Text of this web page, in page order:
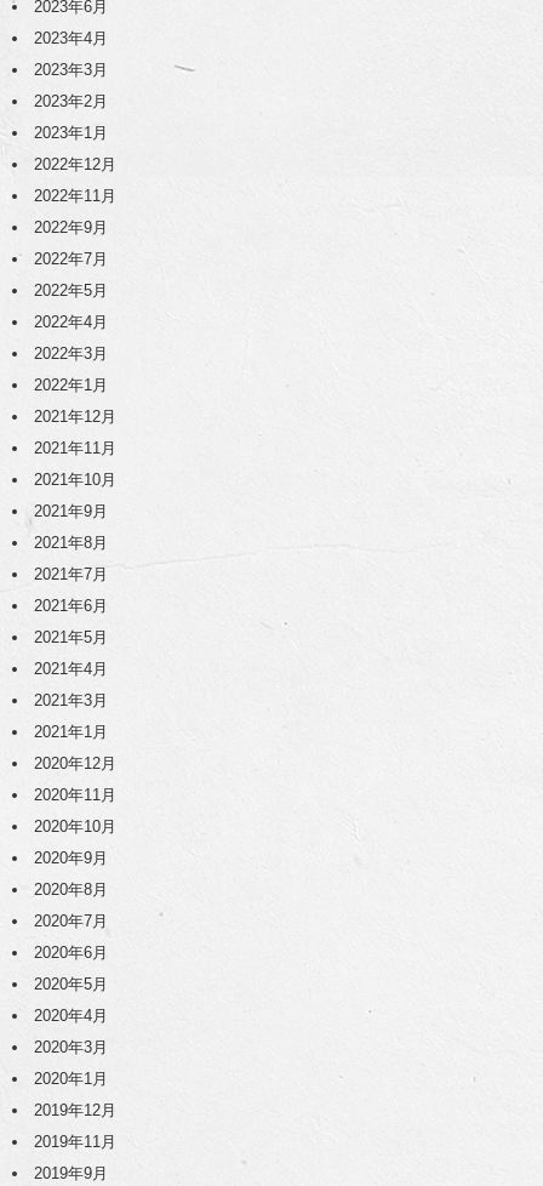
2023年6月
2023年4月
2023年3月
2023年2月
2023年1月
2022年12月
2022年11月
2022年9月
2022年7月
2022年5月
2022年4月
2022年3月
2022年1月
2021年12月
2021年11月
2021年10月
2021年9月
2021年8月
2021年7月
2021年6月
2021年5月
2021年4月
2021年3月
2021年1月
2020年12月
2020年11月
2020年10月
2020年9月
2020年8月
2020年7月
2020年6月
2020年5月
2020年4月
2020年3月
2020年1月
2019年12月
2019年11月
2019年9月